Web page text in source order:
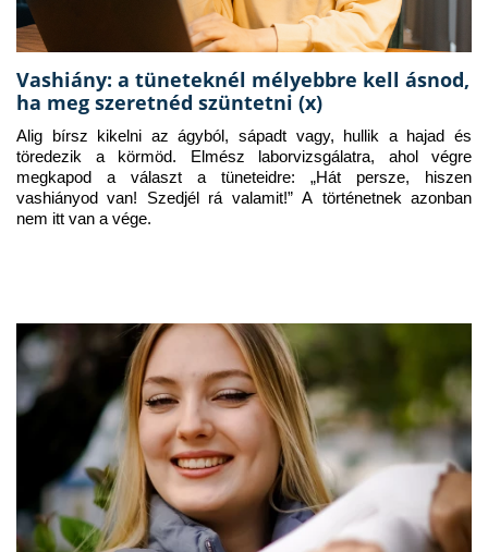
Vashiány: a tüneteknél mélyebbre kell ásnod,
ha meg szeretnéd szüntetni (x)
Alig bírsz kikelni az ágyból, sápadt vagy, hullik a hajad és
töredezik a körmöd. Elmész laborvizsgálatra, ahol végre
megkapod a választ a tüneteidre: „Hát persze, hiszen
vashiányod van! Szedjél rá valamit!” A történetnek azonban
nem itt van a vége.